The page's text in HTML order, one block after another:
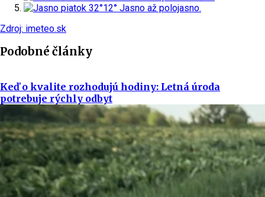
piatok 32°12° Jasno až polojasno.
Zdroj: imeteo.sk
Podobné články
Keď o kvalite rozhodujú hodiny: Letná úroda
potrebuje rýchly odbyt